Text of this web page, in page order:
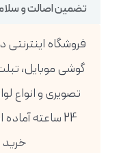
تضمین اصالت و
فروشگاه اینترنتی
گوشی موبایل،
24 ساعته